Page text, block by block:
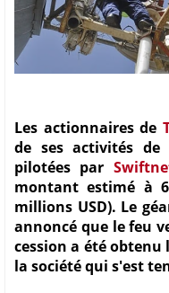
Les actionnaires de
de ses activités
pilotées par
montant estimé à
millions USD). Le
annoncé que le feu
cession a été obtenu
la société qui s'est